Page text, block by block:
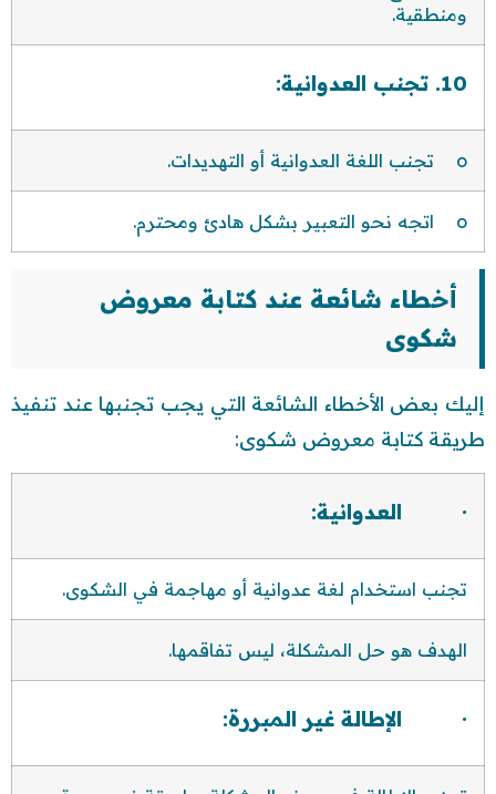
ومنطقية.
10. تجنب العدوانية:
o تجنب اللغة العدوانية أو التهديدات.
o اتجه نحو التعبير بشكل هادئ ومحترم.
أخطاء شائعة عند كتابة معروض
شكوى
إليك بعض الأخطاء الشائعة التي يجب تجنبها عند تنفيذ
طريقة كتابة معروض شكوى:
· العدوانية:
تجنب استخدام لغة عدوانية أو مهاجمة في الشكوى.
الهدف هو حل المشكلة، ليس تفاقمها.
· الإطالة غير المبررة: